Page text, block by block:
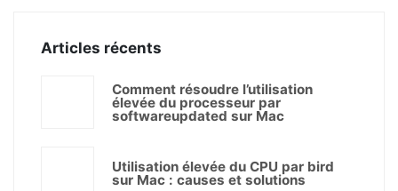
Articles récents
Comment résoudre l’utilisation
élevée du processeur par
softwareupdated sur Mac
Utilisation élevée du CPU par bird
sur Mac : causes et solutions